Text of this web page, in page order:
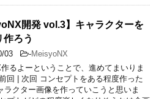
開発 vol.3】キャラクターを
作ろう
03 -MeisyoNX
るよーということで、進めてまいりま
回 | 次回 コンセプトをある程度作った
ラクター画像を作っていこうと思いま